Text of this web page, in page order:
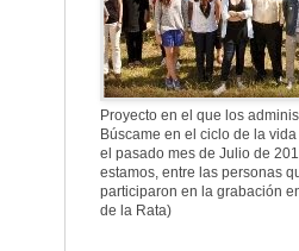
Proyecto en el que los
Búscame en el ciclo de la
el pasado mes de Julio de
estamos, entre las personas
participaron en la grabación
de la Rata)